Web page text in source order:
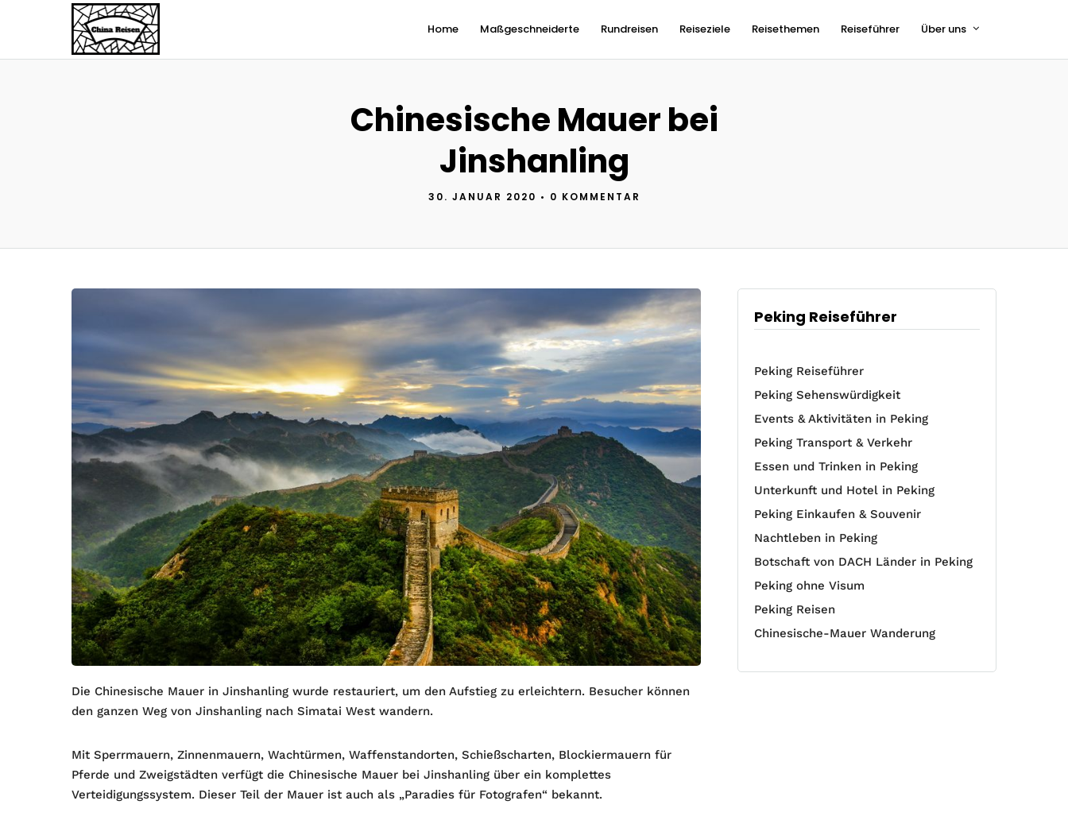
Home Maßgeschneiderte Rundreisen Reiseziele Reisethemen Reiseführer Über uns
Chinesische Mauer bei
Jinshanling
30. JANUAR 2020 • 0 KOMMENTAR
Die Chinesische Mauer in Jinshanling wurde restauriert, um den Aufstieg zu erleichtern. Besucher können
den ganzen Weg von Jinshanling nach Simatai West wandern.
Mit Sperrmauern, Zinnenmauern, Wachtürmen, Waffenstandorten, Schießscharten, Blockiermauern für
Pferde und Zweigstädten verfügt die Chinesische Mauer bei Jinshanling über ein komplettes
Verteidigungssystem. Dieser Teil der Mauer ist auch als „Paradies für Fotografen“ bekannt.
Peking Reiseführer
Peking Reiseführer
Peking Sehenswürdigkeit
Events & Aktivitäten in Peking
Peking Transport & Verkehr
Essen und Trinken in Peking
Unterkunft und Hotel in Peking
Peking Einkaufen & Souvenir
Nachtleben in Peking
Botschaft von DACH Länder in Peking
Peking ohne Visum
Peking Reisen
Chinesische-Mauer Wanderung